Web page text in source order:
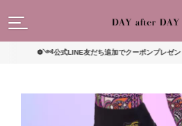
❁༺公式LINE友だち追加でクーポンプレゼント༻❁